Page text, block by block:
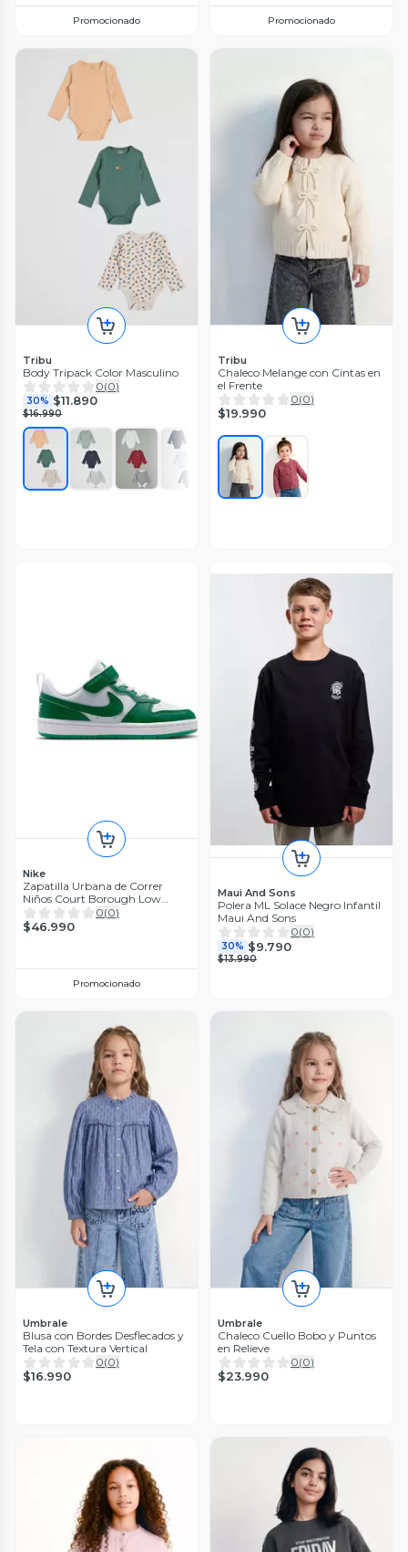
Promocionado Promocionado
Tribu
Body Tripack Color Masculino
0(0)
30% $11.890
$16.990
Tribu
Chaleco Melange con Cintas en
el Frente
0(0)
$19.990
Nike
Zapatilla Urbana de Correr
Niños Court Borough Low
Recraft
0(0)
$46.990
Promocionado
Maui And Sons
Polera ML Solace Negro Infantil
Maui And Sons
0(0)
30% $9.790
$13.990
Umbrale
Blusa con Bordes Desflecados y
Tela con Textura Vertical
0(0)
$16.990
Umbrale
Chaleco Cuello Bobo y Puntos
en Relieve
0(0)
$23.990